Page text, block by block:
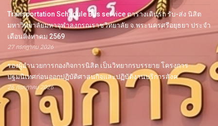
Transportation Schedule Bus service ตารางเดินรถ รับ-ส่ง นิสิต
มหาวิทยาลัยมหาจุฬาลงกรณราชวิทยาลัย จ.พระนครศรีอยุธยา ประจำ
เดือนสิงหาคม 2569
27 กรกฎาคม 2026
รองผู้อำนวยการกองกิจการนิสิต เป็นวิทยากรบรรยาย โครงการ
ปฐมนิเทศก่อนออกปฏิบัติศาสนกิจและปฏิบัติงานบริการสังค
26 กรกฎาคม 2026